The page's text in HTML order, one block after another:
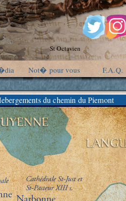
du chemin du Piemont
Not� pour vous F.A.Q.
St Octavien